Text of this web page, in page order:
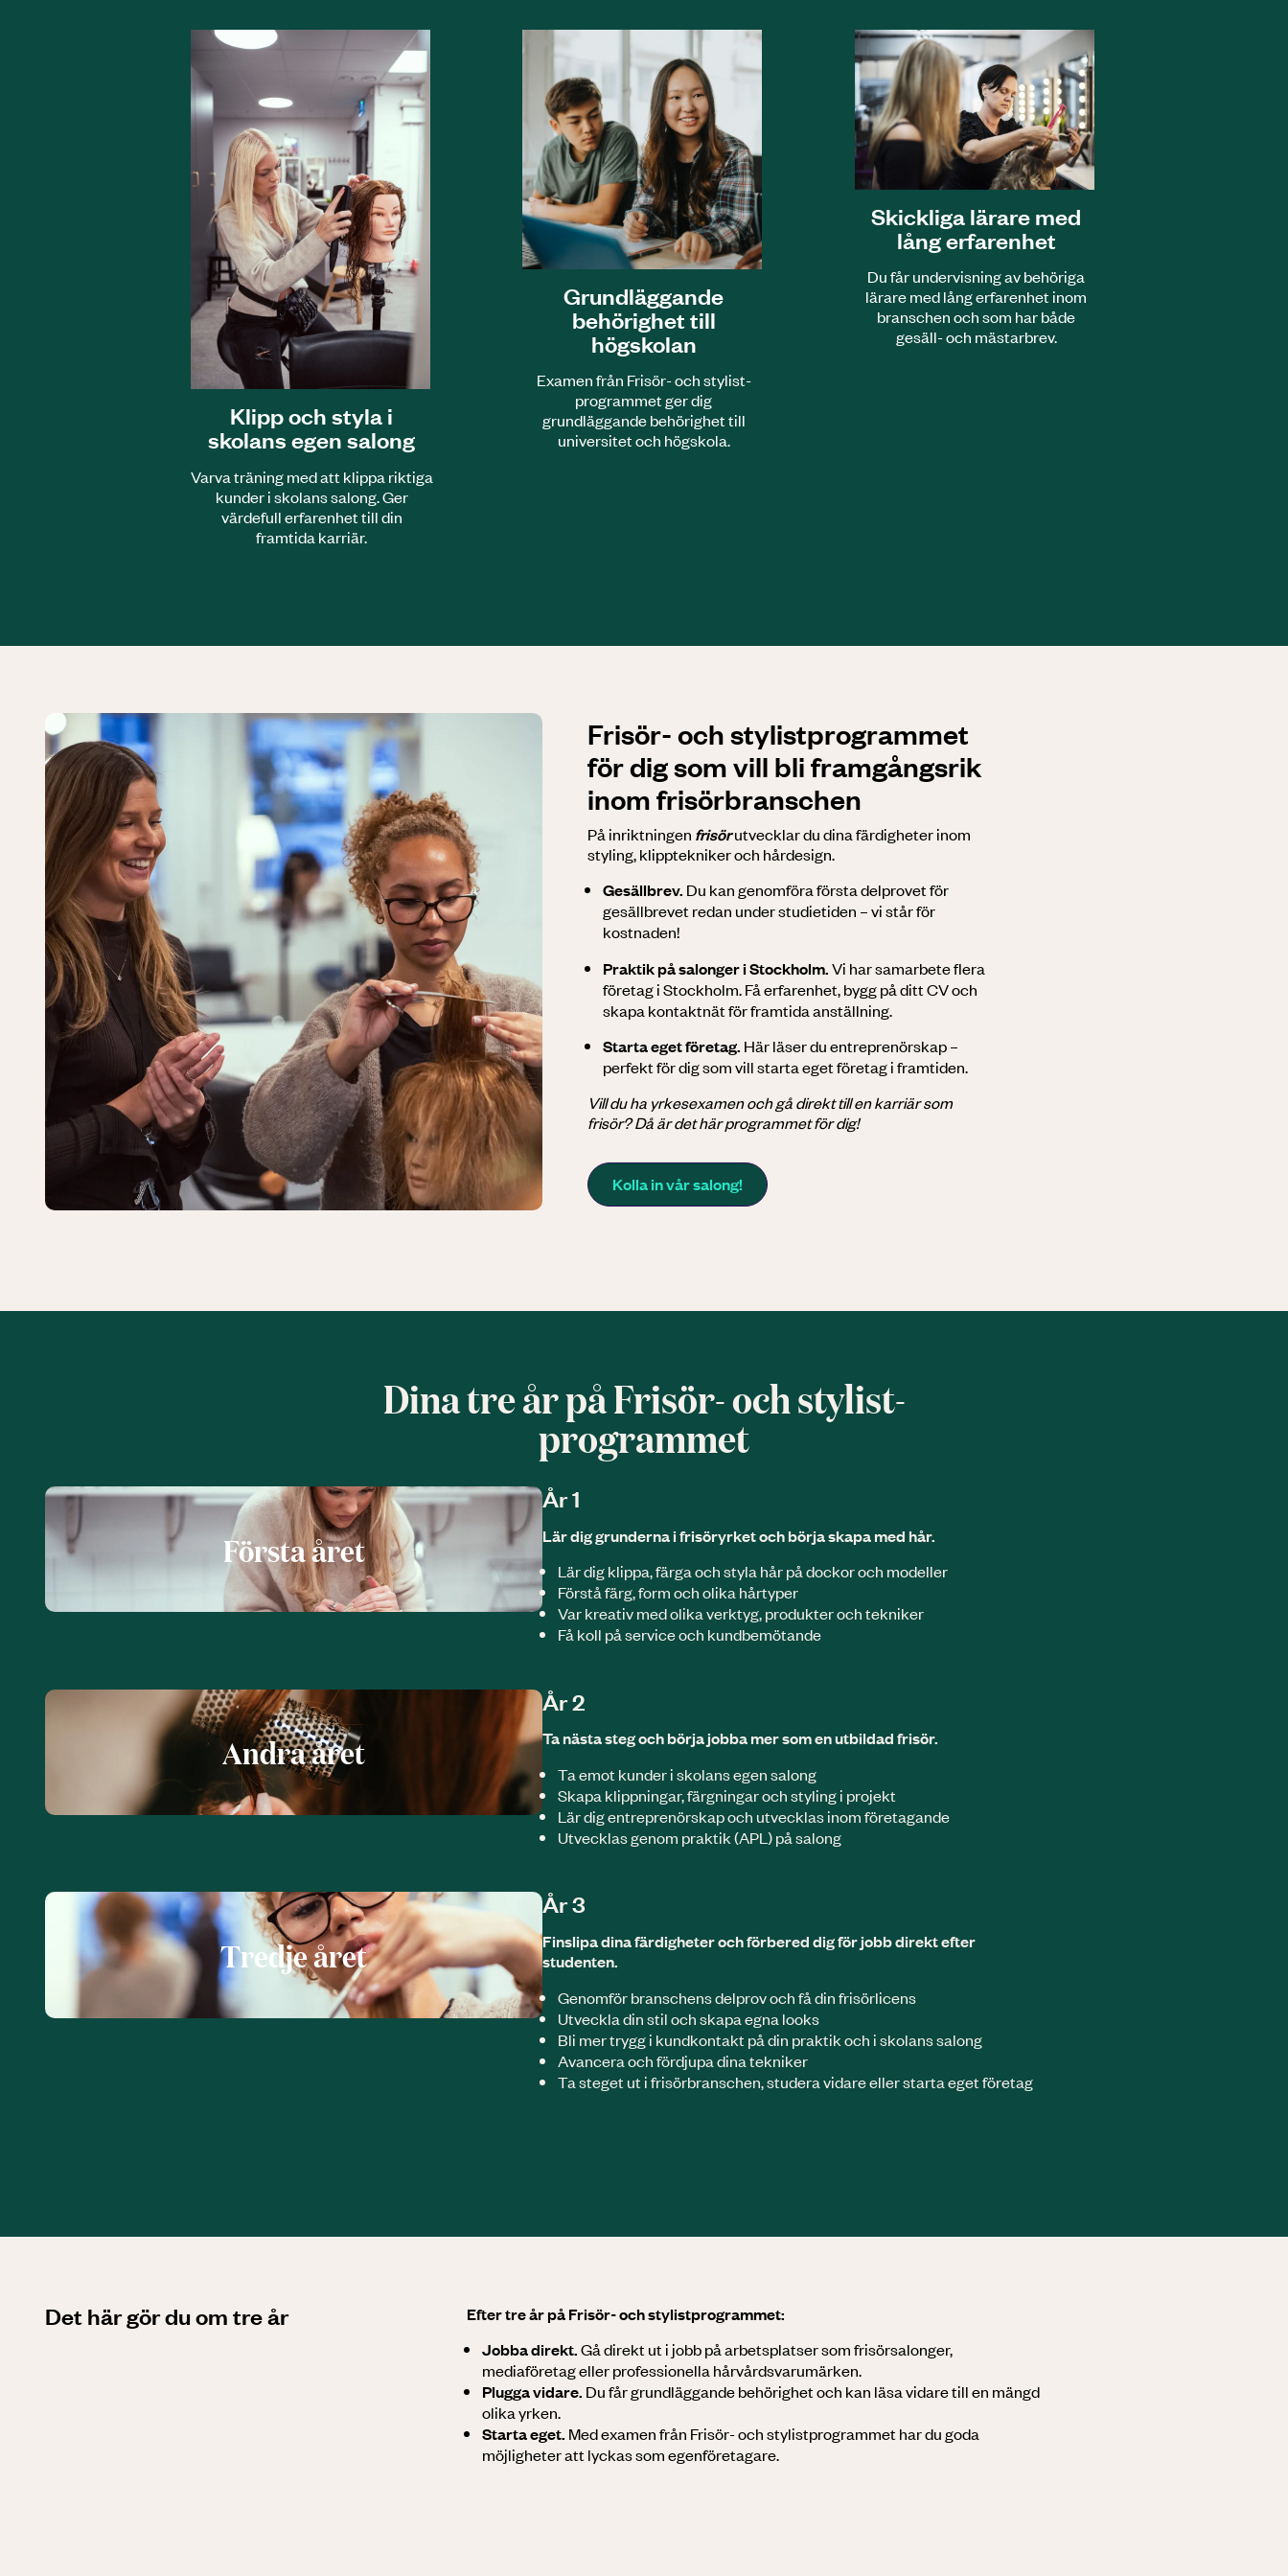
Klipp och styla i
skolans egen salong
Varva träning med att klippa riktiga
kunder i skolans salong. Ger
värdefull erfarenhet till din
framtida karriär.
Grundläggande
behörighet till
högskolan
Examen från Frisör- och stylist­
programmet ger dig
grundläggande behörighet till
universitet och högskola.
Skickliga lärare med
lång erfarenhet
Du får undervisning av behöriga
lärare med lång erfarenhet inom
branschen och som har både
gesäll- och mästarbrev.
Frisör- och stylist­programmet
för dig som vill bli framgångsrik
inom frisörbranschen
På inriktningen frisörutvecklar du dina färdigheter inom
styling, klipptekniker och hårdesign.
Gesällbrev. Du kan genomföra första delprovet för
gesällbrevet redan under studietiden – vi står för
kostnaden!
Praktik på salonger i Stockholm.Vi har samarbete flera
företag i Stockholm. Få erfarenhet, bygg på ditt CV och
skapa kontaktnät för framtida anställning.
Starta eget företag. Här läser du entreprenörskap –
perfekt för dig som vill starta eget företag i framtiden.
Vill du ha yrkesexamen och gå direkt till en karriär som
frisör? Då är det här programmet för dig!
Kolla in vår salong!
Dina tre år på Frisör- och stylist­
programmet
Första året
År 1
Lär dig grunderna i frisöryrket och börja skapa med hår.
Lär dig klippa, färga och styla hår på dockor och modeller
Förstå färg, form och olika hårtyper
Var kreativ med olika verktyg, produkter och tekniker
Få koll på service och kundbemötande
Andra året
År 2
Ta nästa steg och börja jobba mer som en utbildad frisör.
Ta emot kunder i skolans egen salong
Skapa klippningar, färgningar och styling i projekt
Lär dig entreprenörskap och utvecklas inom företagande
Utvecklas genom praktik (APL) på salong
Tredje året
År 3
Finslipa dina färdigheter och förbered dig för jobb direkt efter
studenten.
Genomför branschens delprov och få din frisörlicens
Utveckla din stil och skapa egna looks
Bli mer trygg i kundkontakt på din praktik och i skolans salong
Avancera och fördjupa dina tekniker
Ta steget ut i frisörbranschen, studera vidare eller starta eget företag
Det här gör du om tre år
Efter tre år på Frisör- och stylist­programmet:
Jobba direkt.Gå direkt ut i jobb på arbetsplatser som frisörsalonger,
mediaföretag eller professionella hårvårdsvarumärken.
Plugga vidare. Du får grundläggande behörighet och kan läsa vidare till en mängd
olika yrken.
Starta eget. Med examen från Frisör- och stylist­programmet har du goda
möjligheter att lyckas som egenföretagare.